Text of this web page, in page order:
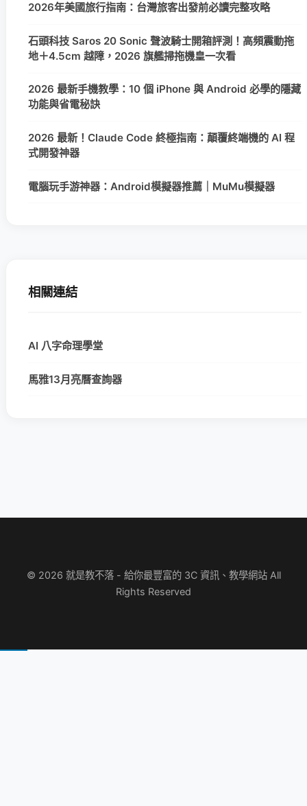
2026年美國旅行指南：台灣旅客出發前必讀完整攻略
石頭科技 Saros 20 Sonic 聲波騎士開箱評測！高頻震動拖
地＋4.5cm 越障，2026 旗艦掃拖機皇一次看
2026 最新手機教學：10 個 iPhone 與 Android 必學的隱藏
功能與省電秘訣
2026 最新！Claude Code 終極指南：顛覆終端機的 AI 程
式開發神器
電腦玩手游神器：Android模擬器推薦｜MuMu模擬器
相關連結
AI 八字命理學堂
馬雅13月亮曆查詢器
© 2026 就是教不落 - 給你最豐富的 3C 資訊、教學網站 All
Rights Reserved